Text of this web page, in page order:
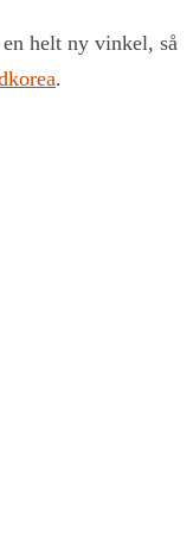
helt ny vinkel, så
.